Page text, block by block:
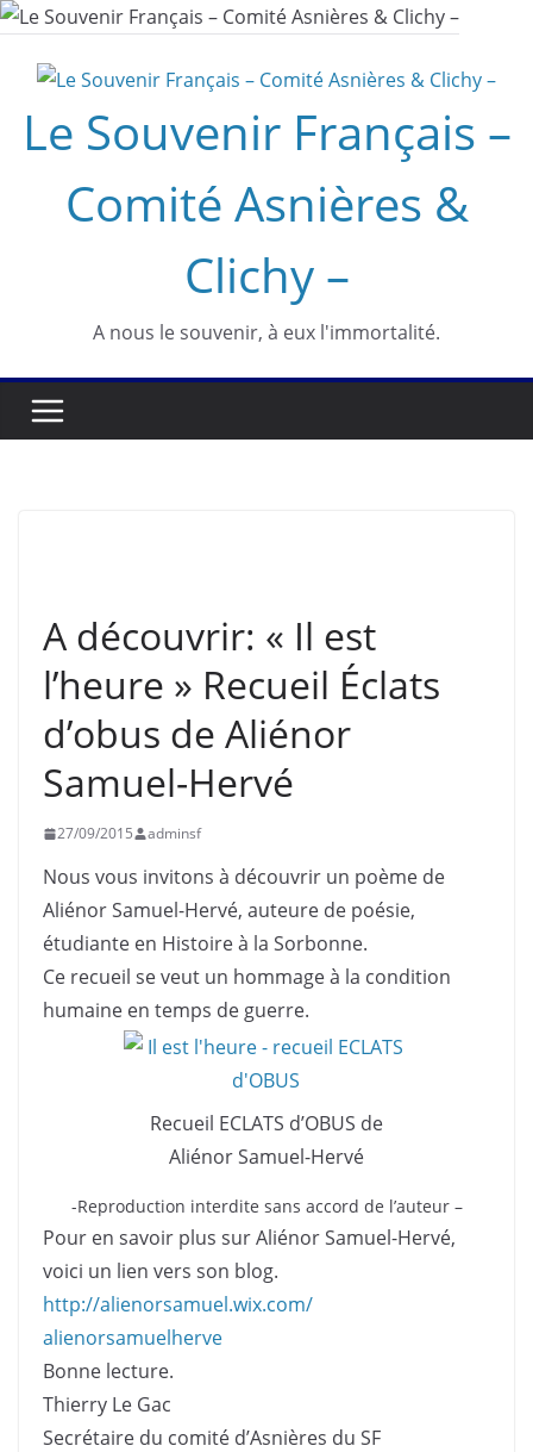
Passer
contenu
Le Souvenir Français –
Comité Asnières &
Clichy –
A nous le souvenir, à eux l'immortalité.
A découvrir: « Il est
l’heure » Recueil Éclats
d’obus de Aliénor
Samuel-Hervé
27/09/2015 adminsf
Nous vous invitons à découvrir un poème de
Aliénor Samuel-Hervé, auteure de poésie,
étudiante en Histoire à la Sorbonne.
Ce recueil se veut un hommage à la condition
humaine en temps de guerre.
Recueil ECLATS d’OBUS de
Aliénor Samuel-Hervé
-Reproduction interdite sans accord de l’auteur –
Pour en savoir plus sur Aliénor Samuel-Hervé,
voici un lien vers son blog.
http://alienorsamuel.wix.com/
alienorsamuelherve
Bonne lecture.
Thierry Le Gac
Secrétaire du comité d’Asnières du SF